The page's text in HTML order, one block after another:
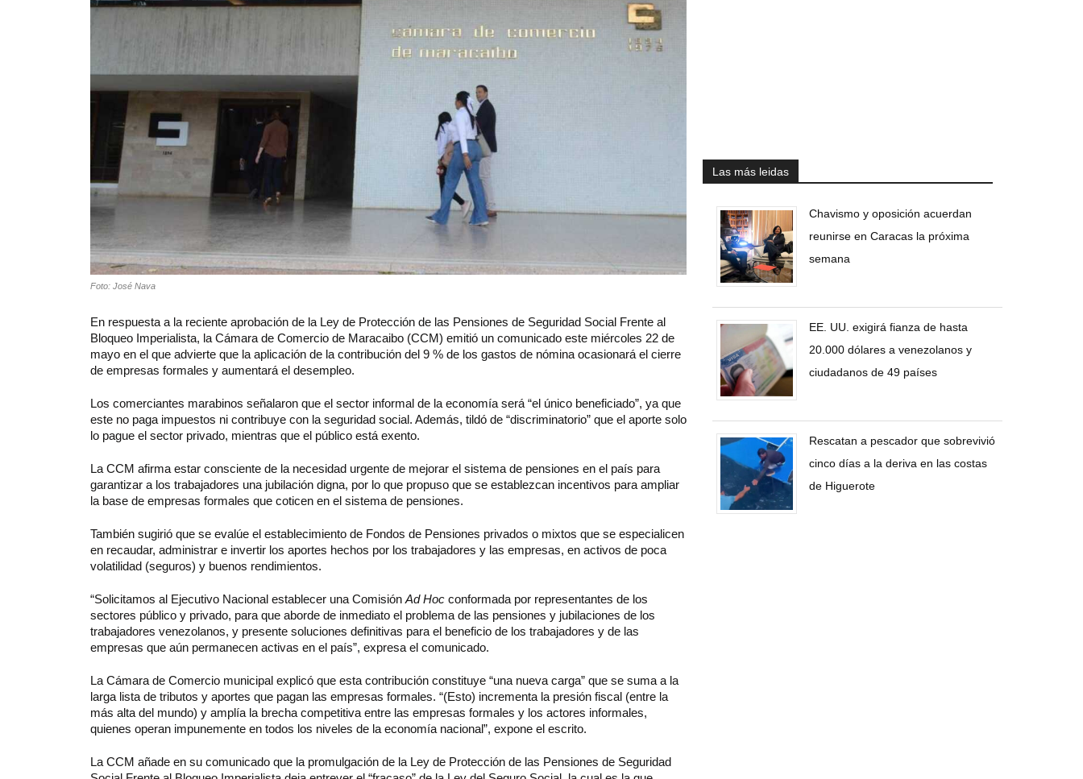
Foto: José Nava
En respuesta a la reciente aprobación de la Ley de Protección de las Pensiones de Seguridad Social Frente al
Bloqueo Imperialista, la Cámara de Comercio de Maracaibo (CCM) emitió un comunicado este miércoles 22 de
mayo en el que advierte que la aplicación de la contribución del 9 % de los gastos de nómina ocasionará el cierre
de empresas formales y aumentará el desempleo.
Los comerciantes marabinos señalaron que el sector informal de la economía será “el único beneficiado”, ya que
este no paga impuestos ni contribuye con la seguridad social. Además, tildó de “discriminatorio” que el aporte solo
lo pague el sector privado, mientras que el público está exento.
La CCM afirma estar consciente de la necesidad urgente de mejorar el sistema de pensiones en el país para
garantizar a los trabajadores una jubilación digna, por lo que propuso que se establezcan incentivos para ampliar
la base de empresas formales que coticen en el sistema de pensiones.
También sugirió que se evalúe el establecimiento de Fondos de Pensiones privados o mixtos que se especialicen
en recaudar, administrar e invertir los aportes hechos por los trabajadores y las empresas, en activos de poca
volatilidad (seguros) y buenos rendimientos.
“Solicitamos al Ejecutivo Nacional establecer una Comisión Ad Hoc conformada por representantes de los
sectores público y privado, para que aborde de inmediato el problema de las pensiones y jubilaciones de los
trabajadores venezolanos, y presente soluciones definitivas para el beneficio de los trabajadores y de las
empresas que aún permanecen activas en el país”, expresa el comunicado.
La Cámara de Comercio municipal explicó que esta contribución constituye “una nueva carga” que se suma a la
larga lista de tributos y aportes que pagan las empresas formales. “(Esto) incrementa la presión fiscal (entre la
más alta del mundo) y amplía la brecha competitiva entre las empresas formales y los actores informales,
quienes operan impunemente en todos los niveles de la economía nacional”, expone el escrito.
La CCM añade en su comunicado que la promulgación de la Ley de Protección de las Pensiones de Seguridad
Las más leidas
Chavismo y oposición acuerdan
reunirse en Caracas la próxima
semana
EE. UU. exigirá fianza de hasta
20.000 dólares a venezolanos y
ciudadanos de 49 países
Rescatan a pescador que sobrevivió
cinco días a la deriva en las costas
de Higuerote